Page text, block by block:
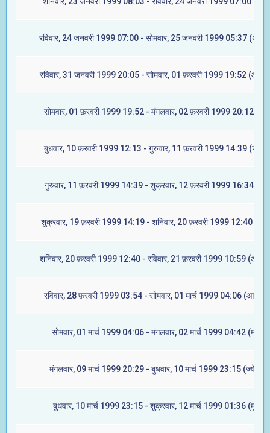
रविवार, 24 जनवरी 1999 07:00 - सोमवार, 25 जनवरी 1999 05:37
रविवार, 31 जनवरी 1999 20:05 - सोमवार, 01 फ़रवरी 1999 19:52
सोमवार, 01 फ़रवरी 1999 19:52 - मंगलवार, 02 फ़रवरी 1999 20:12
बुधवार, 10 फ़रवरी 1999 12:13 - गुरुवार, 11 फ़रवरी 1999 14:39
गुरुवार, 11 फ़रवरी 1999 14:39 - शुक्रवार, 12 फ़रवरी 1999 16:34
शुक्रवार, 19 फ़रवरी 1999 14:19 - शनिवार, 20 फ़रवरी 1999 12:40
शनिवार, 20 फ़रवरी 1999 12:40 - रविवार, 21 फ़रवरी 1999 10:59
रविवार, 28 फ़रवरी 1999 03:54 - सोमवार, 01 मार्च 1999 04:06
सोमवार, 01 मार्च 1999 04:06 - मंगलवार, 02 मार्च 1999 04:42 (मघा)
मंगलवार, 09 मार्च 1999 20:29 - बुधवार, 10 मार्च 1999 23:15 (ज्येष्टा)
बुधवार, 10 मार्च 1999 23:15 - शुक्रवार, 12 मार्च 1999 01:36 (मूल)